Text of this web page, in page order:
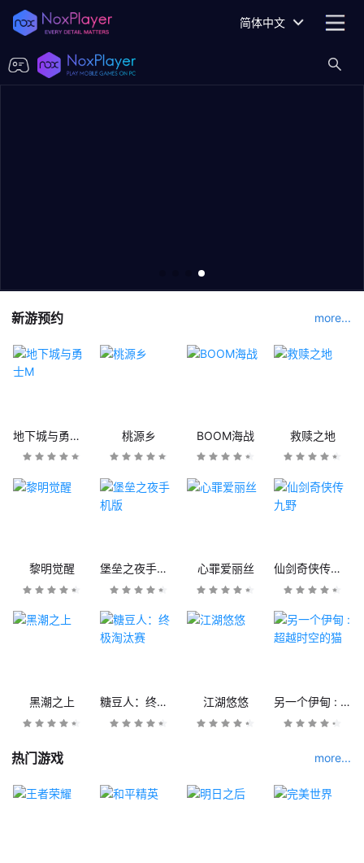
简体中文
新游预约 more...
地下城与勇士M 桃源乡 BOOM海战 救赎之地
黎明觉醒 堡垒之夜手机版 心罪爱丽丝 仙剑奇侠传九野
黑潮之上 糖豆人：终极淘汰赛 江湖悠悠 另一个伊甸 : 超越时空的猫
热门游戏 more...